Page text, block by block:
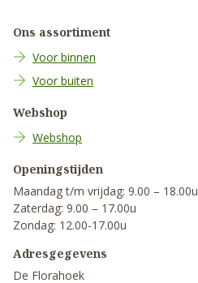
Ons assortiment
Voor binnen
Voor buiten
Webshop
Webshop
Openingstijden
Maandag t/m vrijdag: 9.00 – 18.00u
Zaterdag: 9.00 – 17.00u
Zondag: 12.00-17.00u
Adresgegevens
De Florahoek